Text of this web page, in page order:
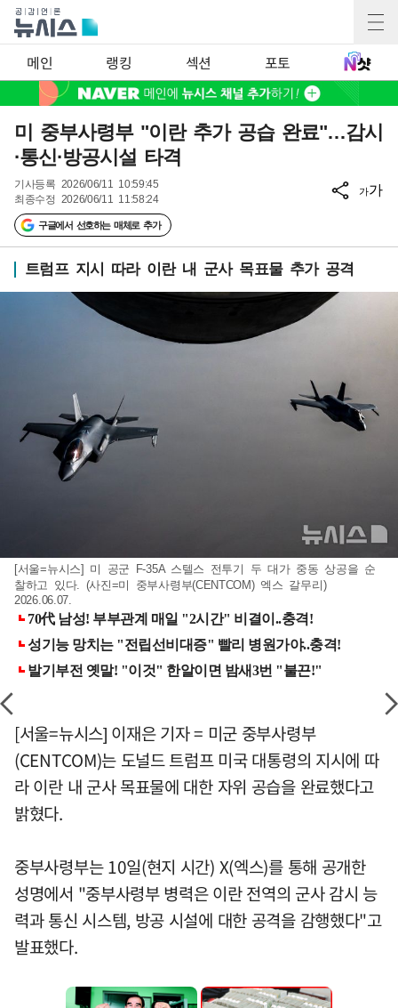
메인 랭킹 섹션 포토
미 중부사령부 "이란 추가 공습 완료"…감시
·통신·방공시설 타격
기사등록 2026/06/11 10:59:45
최종수정 2026/06/11 11:58:24
구글에서 선호하는 매체로 추가
가가
트럼프 지시 따라 이란 내 군사 목표물 추가 공격
[서울=뉴시스] 미 공군 F-35A 스텔스 전투기 두 대가 중동 상공을 순
찰하고 있다. (사진=미 중부사령부(CENTCOM) 엑스 갈무리)
2026.06.07.
[서울=뉴시스] 이재은 기자 = 미군 중부사령부
(CENTCOM)는 도널드 트럼프 미국 대통령의 지시에 따
라 이란 내 군사 목표물에 대한 자위 공습을 완료했다고
밝혔다.
중부사령부는 10일(현지 시간) X(엑스)를 통해 공개한
성명에서 "중부사령부 병력은 이란 전역의 군사 감시 능
력과 통신 시스템, 방공 시설에 대한 공격을 감행했다"고
발표했다.